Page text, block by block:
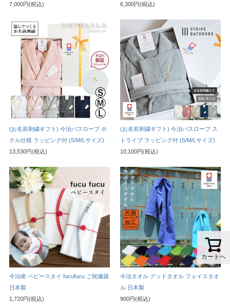
7,000円(税込)
6,300円(税込)
(お名前刺繍ギフト) 今治バスローブ ホ
テル仕様 ラッピング付 (S/M/Lサイズ)
13,530円(税込)
(お名前刺繍ギフト) 今治バスローブ ス
トライプ ラッピング付 (S/M/Lサイズ)
10,100円(税込)
今治産 ベビースタイ fucufucu ご祝儀袋
日本製
1,720円(税込)
今治タオル グッドタオル フェイスタオ
ル 日本製
900円(税込)
カートへ